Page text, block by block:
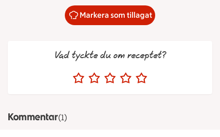
Markera som tillagat
Vad tyckte du om receptet?
Kommentar(1)